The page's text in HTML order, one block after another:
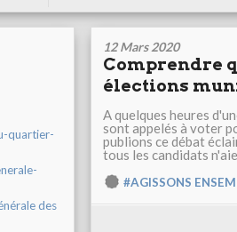
quartier-
des
12 Mars 2020
Comprendre
élections
A quelques heures
sont appelés à voter
publions ce débat
tous les candidats
#AGISSONS